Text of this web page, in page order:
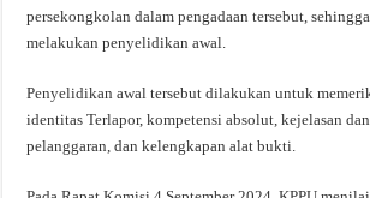
persekongkolan dalam pengadaan tersebut,
melakukan penyelidikan awal.
Penyelidikan awal tersebut dilakukan untuk
identitas Terlapor, kompetensi absolut, kejelasan
pelanggaran, dan kelengkapan alat bukti.